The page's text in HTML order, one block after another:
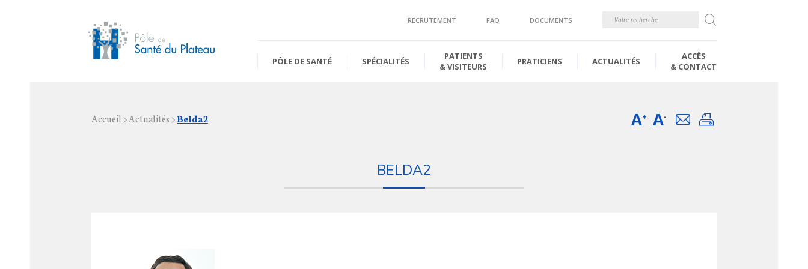
RECRUTEMENT FAQ DOCUMENTS
PÔLE DE SANTÉ SPÉCIALITÉS
PATIENTS
& VISITEURS
PRATICIENS ACTUALITÉS
ACCÈS
& CONTACT
Accueil >Actualités >Belda2 A+ A- EmailImprimer
BELDA2